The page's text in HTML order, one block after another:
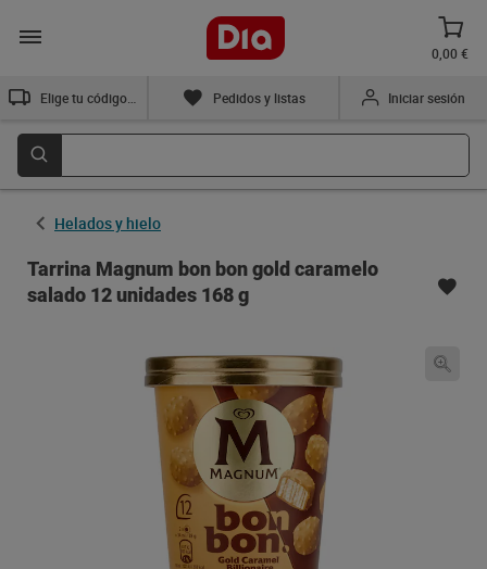
0,00 €
Pedidos y listas Iniciar sesión
Helados y hielo
Tarrina Magnum bon bon gold caramelo
salado 12 unidades 168 g